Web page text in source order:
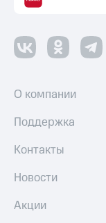
О компании
Поддержка
Контакты
Новости
Акции